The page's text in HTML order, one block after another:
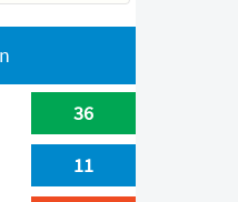
36
11